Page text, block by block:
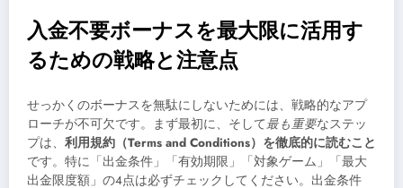
入金不要ボーナスを最大限に活用す
るための戦略と注意点
せっかくのボーナスを無駄にしないためには、戦略的なアプ
ローチが不可欠です。まず最初に、そして最も重要なステッ
プは、 利用規約（Terms and Conditions）を徹底的に読むこと
です。特に「出金条件」「有効期限」「対象ゲーム」「最大
出金限度額」の4点は必ずチェックしてください。出金条件